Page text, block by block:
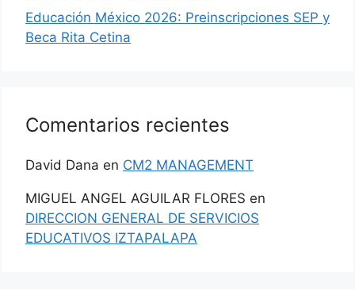
Educación México 2026: Preinscripciones SEP y
Beca Rita Cetina
Comentarios recientes
David Dana en CM2 MANAGEMENT
MIGUEL ANGEL AGUILAR FLORES en
DIRECCION GENERAL DE SERVICIOS
EDUCATIVOS IZTAPALAPA